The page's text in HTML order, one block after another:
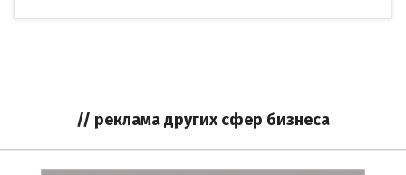
// реклама других сфер бизнеса